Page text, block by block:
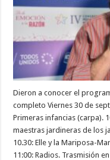
Dieron a conocer el
completo Viernes 30 de
Primeras infancias (carpa).
maestras jardineras de los
10.30: Elle y la Mariposa-
11:00: Radios. Trasmisión